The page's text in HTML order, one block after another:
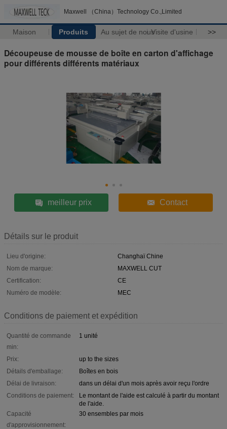
Maxwell （China）Technology Co.,Limited
Maison Produits Au sujet de nousVisite d'usine >>
Découpeuse de mousse de boîte en carton d'affichage
pour différents différents matériaux
meilleur prix Contact
Détails sur le produit
Lieu d'origine:
Changhaï Chine
Nom de marque:
MAXWELL CUT
Certification:
CE
Numéro de modèle:
MEC
Conditions de paiement et expédition
Quantité de commande
min:
1 unité
Prix:
up to the sizes
Détails d'emballage:
Boîtes en bois
Délai de livraison:
dans un délai d'un mois après avoir reçu l'ordre
Conditions de paiement:
Le montant de l'aide est calculé à partir du montant
de l'aide.
Capacité
d'approvisionnement:
30 ensembles par mois